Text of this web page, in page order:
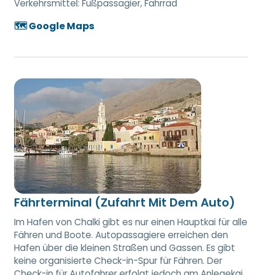
Verkehrsmittel: Fußpassagier, Fahrrad
🗺️ Google Maps
Fährterminal (Zufahrt Mit Dem Auto)
Im Hafen von Chalki gibt es nur einen Hauptkai für alle
Fähren und Boote. Autopassagiere erreichen den
Hafen über die kleinen Straßen und Gassen. Es gibt
keine organisierte Check-in-Spur für Fähren. Der